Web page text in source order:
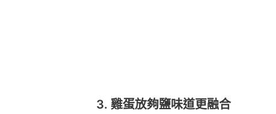
3. 雞蛋放夠鹽味道更融合